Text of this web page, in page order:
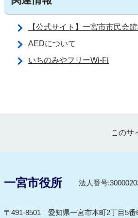
【公式サイト】一宮市市民会
AEDについて
いちのみやフリーWi-Fi
このサ
一宮市役所 法人番号
〒491-8501 愛知県一宮市本町2丁目5番